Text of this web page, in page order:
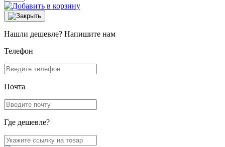
Нашли дешевле? Напишите нам
Телефон
Почта
Где дешевле?